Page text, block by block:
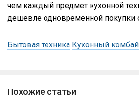
чем каждый предмет кухонной
дешевле одновременной покупки
Бытовая техника Кухонный
Похожие статьи